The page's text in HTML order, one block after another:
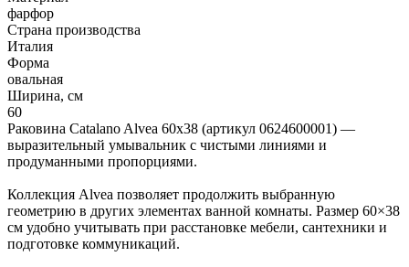
фарфор
Страна производства
Италия
Форма
овальная
Ширина, см
60
Раковина Catalano Alvea 60x38 (артикул 0624600001) —
выразительный умывальник с чистыми линиями и
продуманными пропорциями.
Коллекция Alvea позволяет продолжить выбранную
геометрию в других элементах ванной комнаты. Размер 60×38
см удобно учитывать при расстановке мебели, сантехники и
подготовке коммуникаций.